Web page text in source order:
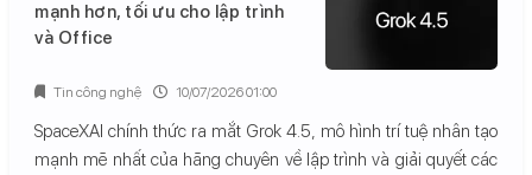
mạnh hơn, tối ưu cho lập trình
và Office
SpaceXAI chính thức ra mắt Grok 4.5, mô hình trí tuệ nhân tạo
mạnh mẽ nhất của hãng chuyên về lập trình và giải quyết các
Tin công nghệ 10/07/2026 01:00